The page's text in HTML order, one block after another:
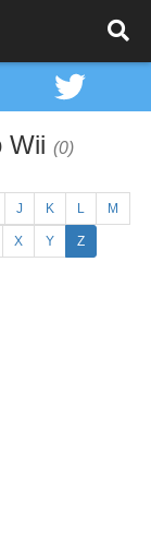
Wii (0)
J K L M
X Y Z